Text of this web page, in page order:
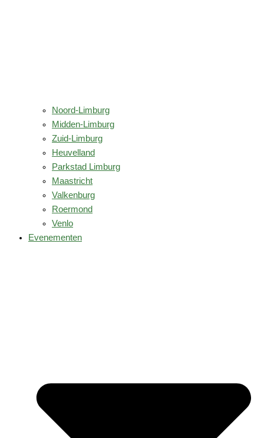
Noord-Limburg
Midden-Limburg
Zuid-Limburg
Heuvelland
Parkstad Limburg
Maastricht
Valkenburg
Roermond
Venlo
Evenementen